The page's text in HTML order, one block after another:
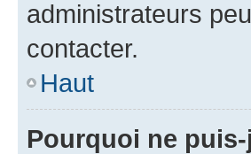
administrateurs
contacter.
Haut
Pourquoi ne